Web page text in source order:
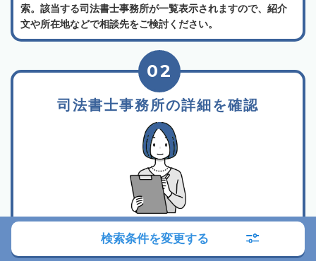
索。該当する司法書士事務所が一覧表示されますので、紹介
文や所在地などで相談先をご検討ください。
司法書士事務所の詳細を確認
02
所属司法書士や事務所の紹介、相談料金などから相談したい
司法書士事務所を選んでください。各司法書士事務所は詳細
検索条件を変更する